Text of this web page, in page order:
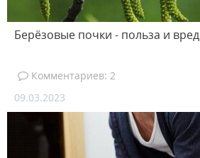
Берёзовые почки - польза и вред
Комментариев: 2
09.03.2023